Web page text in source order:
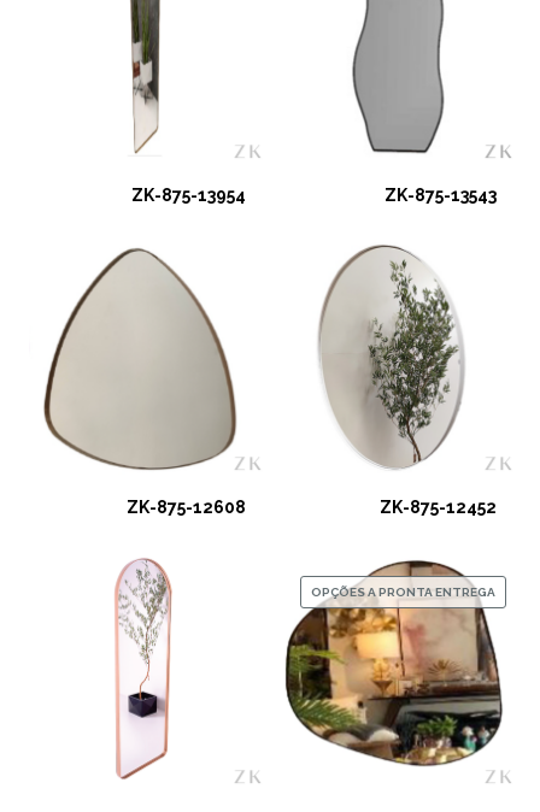
ZK-875-13954 ZK-875-13543
ZK-875-12608 ZK-875-12452
OPÇÕES A PRONTA ENTREGA